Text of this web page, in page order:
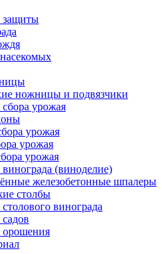
защиты
ножницы и подвязчики
урожая
урожая
урожая
урожая
(виноделие)
железобетонные шпалеры
столбы
винограда
орошения